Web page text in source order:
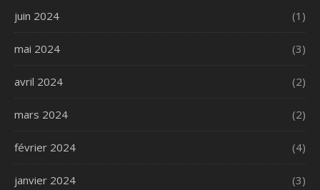
juin 2024 (1)
mai 2024 (3)
avril 2024 (2)
mars 2024 (2)
février 2024 (4)
janvier 2024 (3)